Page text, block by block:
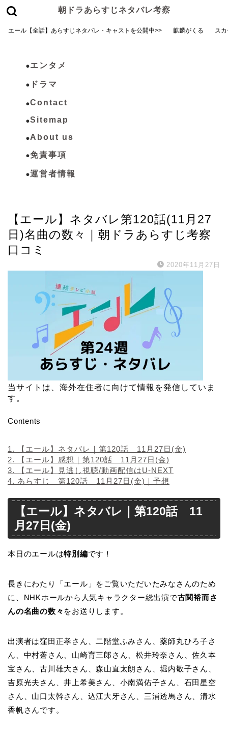
朝ドラあらすじネタバレ考察
エール【全話】あらすじネタバレ・キャストを公開中>> 麒麟がくる ス
エンタメ
ドラマ
Contact
Sitemap
About us
免責事項
運営者情報
【エール】ネタバレ第120話(11月27
日)名曲の数々｜朝ドラあらすじ考察
口コミ
2020年11月27日
当サイトは、海外在住者に向けて情報を発信していま
す。
Contents
1.
【エール】ネタバレ｜第120話 11月27日(金)
2.
【エール】感想｜第120話 11月27日(金)
3.
【エール】見逃し視聴/動画配信はU-NEXT
4. あらすじ 第120話 11月27日(金)｜予想
【エール】ネタバレ｜第120話 11
月27日(金)
本日のエールは特別編です！
長きにわたり「エール」をご覧いただいたみなさんのため
に、NHKホールから人気キャラクター総出演で古関裕而さ
んの名曲の数々 をお送りします。
出演者は窪田正孝さん、二階堂ふみさん、薬師丸ひろ子さ
ん、中村蒼さん、山崎育三郎さん、松井玲奈さん、佐久本
宝さん、古川雄大さん、森山直太朗さん、堀内敬子さん、
吉原光夫さん、井上希美さん、小南満佑子さん、石田星空
さん、山口太幹さん、込江大牙さん、三浦透馬さん、清水
香帆さんです。